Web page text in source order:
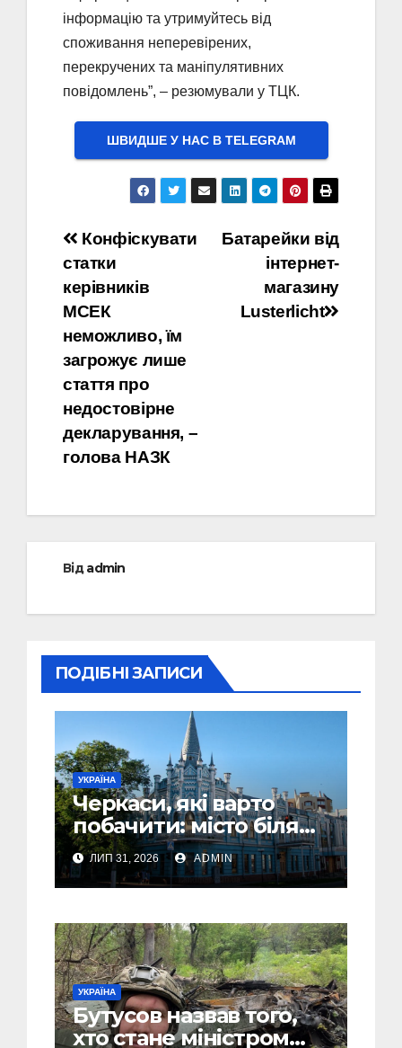
інформацію та утримуйтесь від
споживання неперевірених,
перекручених та маніпулятивних
повідомлень”, – резюмували у ТЦК.
ШВИДШЕ У НАС В ТELEGRAM
Навігація
записів
Батарейки від
інтернет-
магазину
Lusterlicht
Конфіскувати
статки
керівників
МСЕК
неможливо, їм
загрожує лише
стаття про
недостовірне
декларування, –
голова НАЗК
Відadmin
ПОДІБНІ ЗАПИСИ
УКРАЇНА
Черкаси, які варто
побачити: місто біля
Дніпра, зелені парки
та місця з особливою
атмосферою
ЛИП 31, 2026 ADMIN
УКРАЇНА
Бутусов назвав того,
хто стане міністром